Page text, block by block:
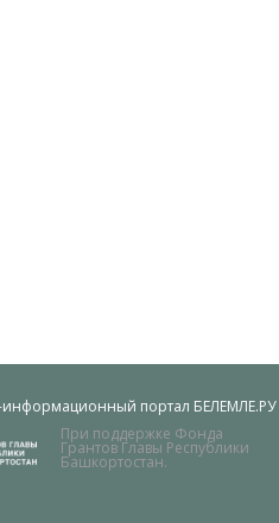
портал БЕЛЕМЛЕ.РУ
При поддержке Фонда
Грантов Главы Республики
Башкортостан.